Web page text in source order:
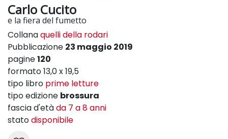
Carlo Cucito
e la fiera del fumetto
Collanaquelli della rodari
Pubblicazione 23 maggio 2019
pagine120
formato 13,0 x 19,5
tipo libro prime letture
tipo edizione brossura
fascia d'etàda 7 a 8 anni
statodisponibile